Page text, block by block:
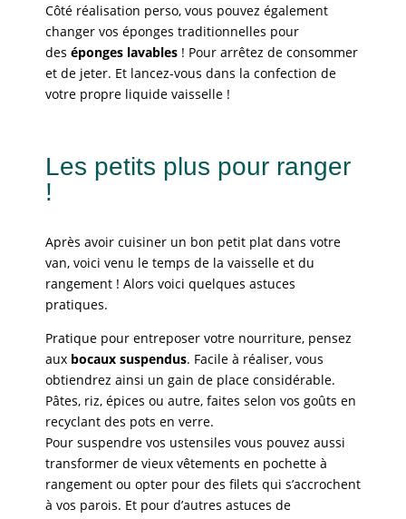
Côté réalisation perso, vous pouvez également
changer vos éponges traditionnelles pour
des éponges lavables! Pour arrêtez de consommer
et de jeter. Et lancez-vous dans la confection de
votre propre liquide vaisselle !
Les petits plus pour ranger
!
Après avoir cuisiner un bon petit plat dans votre
van, voici venu le temps de la vaisselle et du
rangement ! Alors voici quelques astuces
pratiques.
Pratique pour entreposer votre nourriture, pensez
aux bocaux suspendus. Facile à réaliser, vous
obtiendrez ainsi un gain de place considérable.
Pâtes, riz, épices ou autre, faites selon vos goûts en
recyclant des pots en verre.
Pour suspendre vos ustensiles vous pouvez aussi
transformer de vieux vêtements en pochette à
rangement ou opter pour des filets qui s’accrochent
à vos parois. Et pour d’autres astuces de